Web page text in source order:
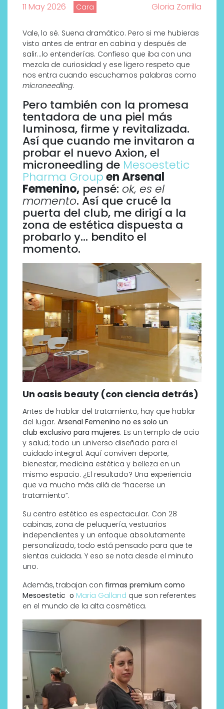
11 May 2026 Cara Gloria Zorrilla
Vale, lo sé. Suena dramático. Pero si me hubieras
visto antes de entrar en cabina y después de
salir…lo entenderías. Confieso que iba con una
mezcla de curiosidad y ese ligero respeto que
nos entra cuando escuchamos palabras como
microneedling.
Pero también con la promesa
tentadora de una piel más
luminosa, firme y revitalizada.
Así que cuando me invitaron a
probar el nuevo Axion, el
microneedling de Mesoestetic
Pharma Groupen Arsenal
Femenino, pensé: ok, es el
momento. Así que crucé la
puerta del club, me dirigí a la
zona de estética dispuesta a
probarlo y… bendito el
momento.
Un oasis beauty (con ciencia detrás)
Antes de hablar del tratamiento, hay que hablar
del lugar. Arsenal Femenino no es solo un
club exclusivo para mujeres. Es un templo de ocio
y salud; todo un universo diseñado para el
cuidado integral. Aquí conviven deporte,
bienestar, medicina estética y belleza en un
mismo espacio. ¿El resultado? Una experiencia
que va mucho más allá de “hacerse un
tratamiento”.
Su centro estético es espectacular. Con 28
cabinas, zona de peluquería, vestuarios
independientes y un enfoque absolutamente
personalizado, todo está pensado para que te
sientas cuidada. Y eso se nota desde el minuto
uno.
Además, trabajan con firmas premium como
Mesoestetic o Maria Galland que son referentes
en el mundo de la alta cosmética.